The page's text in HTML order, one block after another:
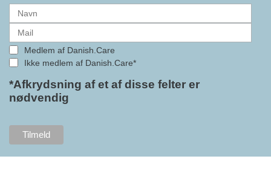
alle formaliteterne nu er på plads
i samarbejdet mellem
Danish.Care og DI glæder
bestyrelsesleder i Danish.Care,
Claus Ipsen. Han betragter
fremtidssikring af Danish.Care,
som både er med til at styrke
brancheforeningen i sig selv,
Medlem af Danish.Care
Ikke medlem af Danish.Care*
*Afkrydsning af et af disse felter er
nødvendig